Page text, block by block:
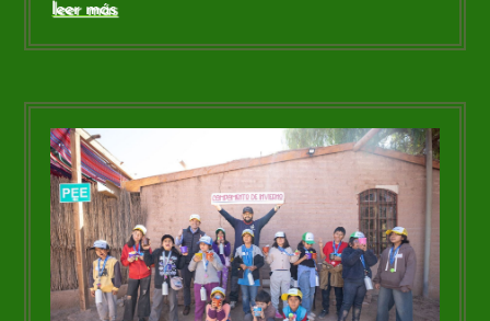
leer más